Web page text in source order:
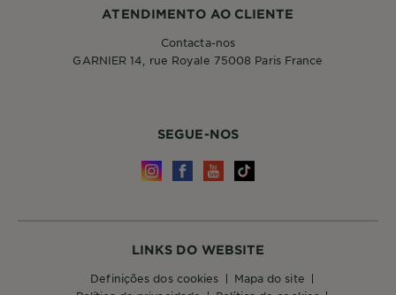
LINKS DO WEBSITE
definições dos cookies
mapa do site
SEGUE-NOS
ATENDIMENTO AO CLIENTE
Contacta-nos
GARNIER 14, rue Royale 75008 Paris France